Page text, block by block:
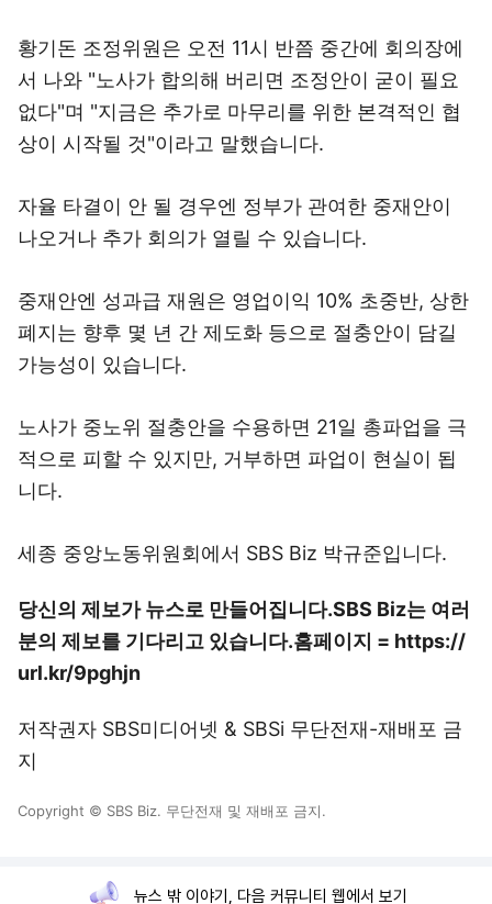
황기돈 조정위원은 오전 11시 반쯤 중간에 회의장에
서 나와 "노사가 합의해 버리면 조정안이 굳이 필요
없다"며 "지금은 추가로 마무리를 위한 본격적인 협
상이 시작될 것"이라고 말했습니다.
자율 타결이 안 될 경우엔 정부가 관여한 중재안이
나오거나 추가 회의가 열릴 수 있습니다.
중재안엔 성과급 재원은 영업이익 10% 초중반, 상한
폐지는 향후 몇 년 간 제도화 등으로 절충안이 담길
가능성이 있습니다.
노사가 중노위 절충안을 수용하면 21일 총파업을 극
적으로 피할 수 있지만, 거부하면 파업이 현실이 됩
니다.
세종 중앙노동위원회에서 SBS Biz 박규준입니다.
당신의 제보가 뉴스로 만들어집니다.SBS Biz는 여러
분의 제보를 기다리고 있습니다.홈페이지 = https://
url.kr/9pghjn
저작권자 SBS미디어넷 & SBSi 무단전재-재배포 금
지
Copyright © SBS Biz. 무단전재 및 재배포 금지.
뉴스 밖 이야기, 다음 커뮤니티 웹에서 보기